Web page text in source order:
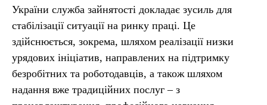
України служба зайнятості докладає зусиль для
стабілізації ситуації на ринку праці. Це
здійснюється, зокрема, шляхом реалізації низки
урядових ініціатив, направлених на підтримку
безробітних та роботодавців, а також шляхом
надання вже традиційних послуг – з